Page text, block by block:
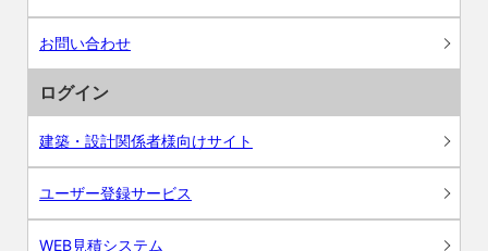
お問い合わせ
ログイン
建築・設計関係者様向けサイト
ユーザー登録サービス
WEB見積システム